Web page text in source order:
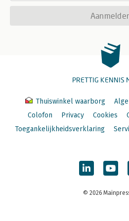
PRETTIG KENNIS
Thuiswinkel waarborg
Colofon
Privacy Cookies
Toegankelijkheidsverklaring
© 2026